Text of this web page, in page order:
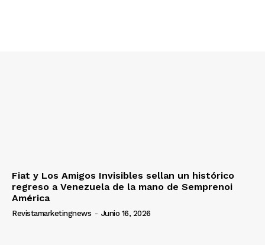
Fiat y Los Amigos Invisibles sellan un histórico
regreso a Venezuela de la mano de Semprenoi
América
Revistamarketingnews - Junio 16, 2026